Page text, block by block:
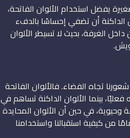
يفضل استخدام الألوان الفاتحة،
الداكنة أن تضفي إحساسًا بالدفء
الغرفة، بحيث لا تسيطر الألوان
تجاه الفضاء. فالألوان الفاتحة
بينما الألوان الداكنة تساهم في
في حين أن الألوان المحايدة
من كيفية استقبالنا واستخدامنا